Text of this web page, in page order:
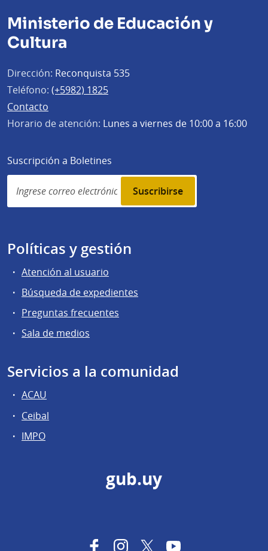
Ministerio de Educación y
Cultura
Dirección: Reconquista 535
Teléfono: (+5982) 1825
Contacto
Horario de atención: Lunes a viernes de 10:00 a 16:00
Suscripción a Boletines
Simplenews
subscription
Políticas y gestión
Atención al usuario
Búsqueda de expedientes
Preguntas frecuentes
Sala de medios
Servicios a la comunidad
ACAU
Ceibal
IMPO
gub.uy
FacebookInstagram
TwitterYouTube